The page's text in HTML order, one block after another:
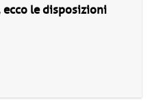
ecco le disposizioni